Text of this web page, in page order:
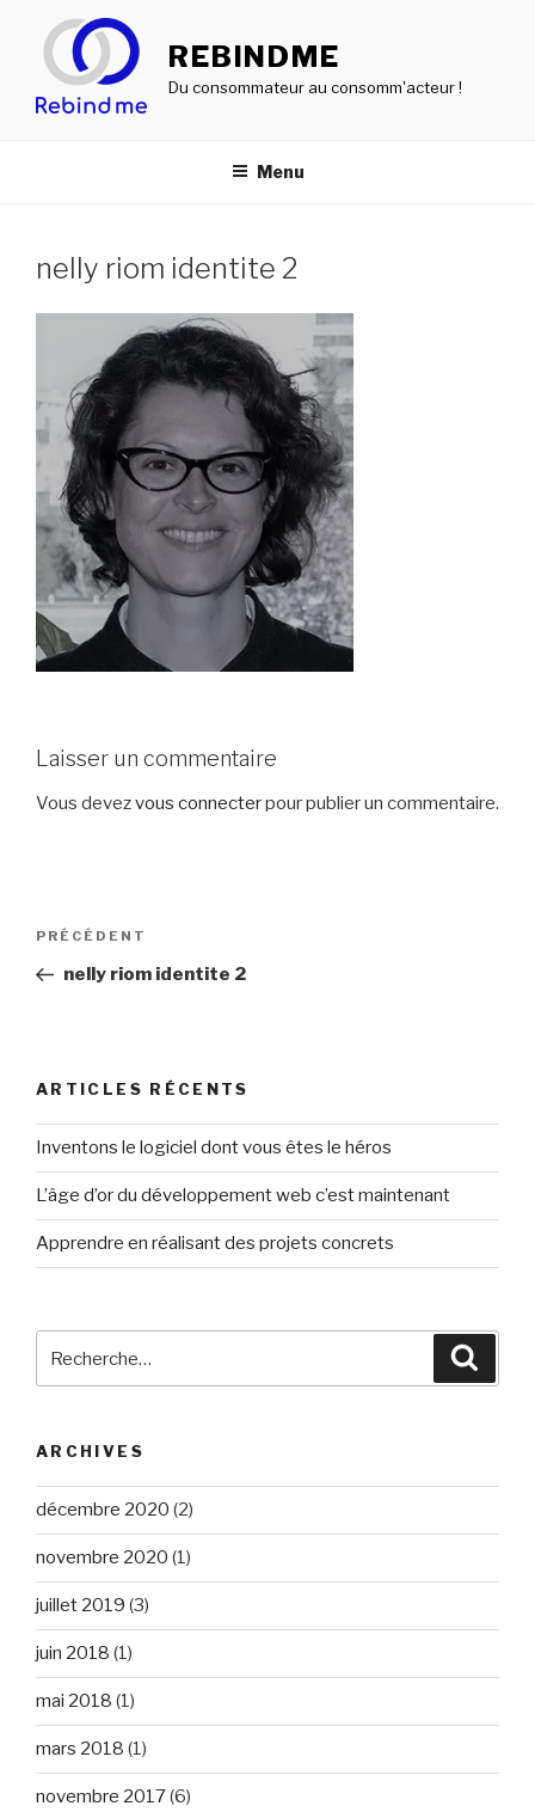
contenu
principal
REBINDME
Du consommateur au consomm'acteur !
Menu
nelly riom identite 2
Laisser un commentaire
Vous devezvous connecterpour publier un commentaire.
Navigation
l’article
Article
précédent
PRÉCÉDENT
nelly riom identite 2
ARTICLES RÉCENTS
Inventons le logiciel dont vous êtes le héros
L’âge d’or du développement web c’est maintenant
Apprendre en réalisant des projets concrets
pour
ARCHIVES
décembre 2020 (2)
novembre 2020 (1)
juillet 2019 (3)
juin 2018 (1)
mai 2018 (1)
mars 2018 (1)
novembre 2017(6)